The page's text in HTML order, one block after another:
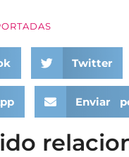
Twitter
Enviar